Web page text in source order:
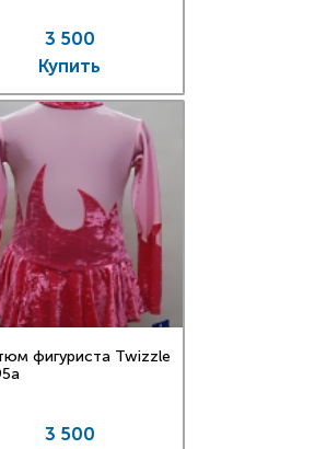
3 500
Купить
фигуриста Twizzle
3 500